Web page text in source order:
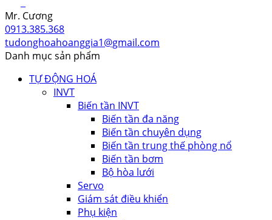
Mr. Cương
0913.385.368
tudonghoahoanggia1@gmail.com
Danh mục sản phẩm
TỰ ĐỘNG HOÁ
INVT
Biến tần INVT
Biến tần đa năng
Biến tần chuyên dụng
Biến tần trung thế phòng nổ
Biến tần bơm
Bộ hòa lưới
Servo
Giám sát điều khiển
Phụ kiện